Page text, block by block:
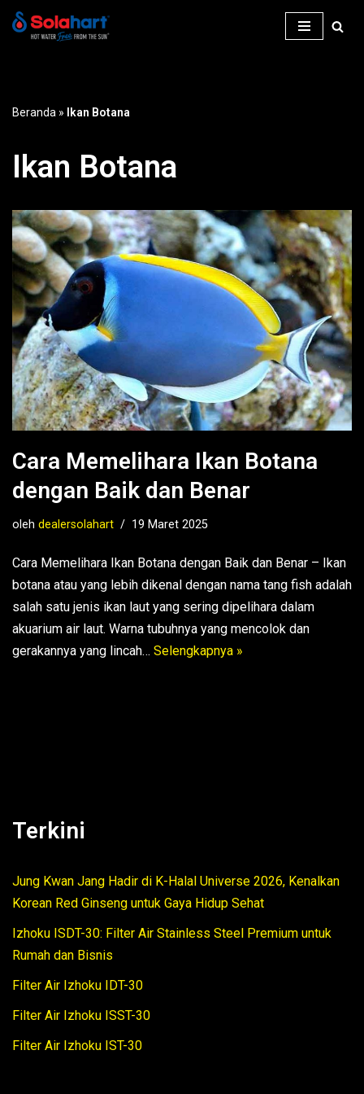
Beranda » Ikan Botana
Ikan Botana
Cara Memelihara Ikan Botana
dengan Baik dan Benar
oleh dealersolahart 19 Maret 2025
Cara Memelihara Ikan Botana dengan Baik dan Benar – Ikan
botana atau yang lebih dikenal dengan nama tang fish adalah
salah satu jenis ikan laut yang sering dipelihara dalam
akuarium air laut. Warna tubuhnya yang mencolok dan
gerakannya yang lincah… Selengkapnya »
Terkini
Jung Kwan Jang Hadir di K-Halal Universe 2026, Kenalkan
Korean Red Ginseng untuk Gaya Hidup Sehat
Izhoku ISDT-30: Filter Air Stainless Steel Premium untuk
Rumah dan Bisnis
Filter Air Izhoku IDT-30
Filter Air Izhoku ISST-30
Filter Air Izhoku IST-30